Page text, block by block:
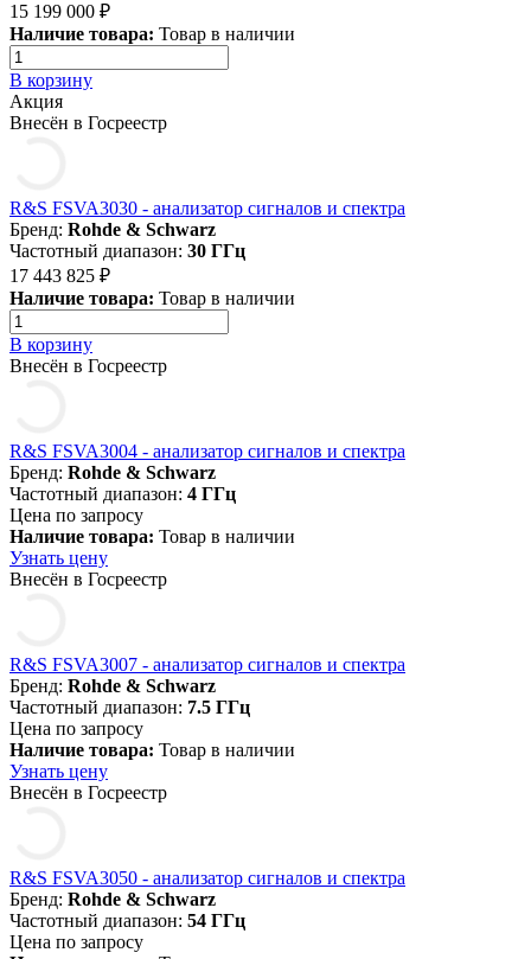
15 199 000 ₽
Наличие товара: Товар в наличии
В корзину
Акция
Внесён в Госреестр
R&S FSVA3030 - анализатор сигналов и спектра
Бренд: Rohde & Schwarz
Частотный диапазон: 30 ГГц
17 443 825 ₽
Наличие товара: Товар в наличии
В корзину
Внесён в Госреестр
R&S FSVA3004 - анализатор сигналов и спектра
Бренд: Rohde & Schwarz
Частотный диапазон: 4 ГГц
Цена по запросу
Наличие товара: Товар в наличии
Узнать цену
Внесён в Госреестр
R&S FSVA3007 - анализатор сигналов и спектра
Бренд: Rohde & Schwarz
Частотный диапазон: 7.5 ГГц
Цена по запросу
Наличие товара: Товар в наличии
Узнать цену
Внесён в Госреестр
R&S FSVA3050 - анализатор сигналов и спектра
Бренд: Rohde & Schwarz
Частотный диапазон: 54 ГГц
Цена по запросу